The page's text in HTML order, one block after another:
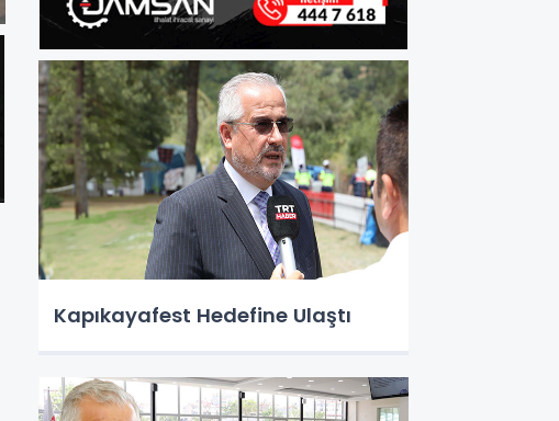
Kapıkayafest Hedefine Ulaştı